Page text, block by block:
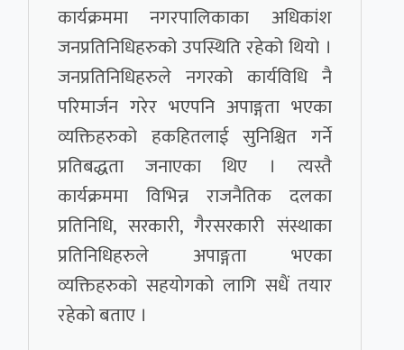
कार्यक्रममा नगरपालिकाका अधिकांश
जनप्रतिनिधिहरुको उपस्थिति रहेको थियो ।
जनप्रतिनिधिहरुले नगरको कार्यविधि नै
परिमार्जन गरेर भएपनि अपाङ्गता भएका
व्यक्तिहरुको हकहितलाई सुनिश्चित गर्ने
प्रतिबद्धता जनाएका थिए । त्यस्तै
कार्यक्रममा विभिन्न राजनैतिक दलका
प्रतिनिधि, सरकारी, गैरसरकारी संस्थाका
प्रतिनिधिहरुले अपाङ्गता भएका
व्यक्तिहरुको सहयोगको लागि सधैं तयार
रहेको बताए ।